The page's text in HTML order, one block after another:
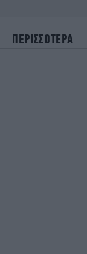
ΠΕΡΙΣΣΟΤΕΡΑ